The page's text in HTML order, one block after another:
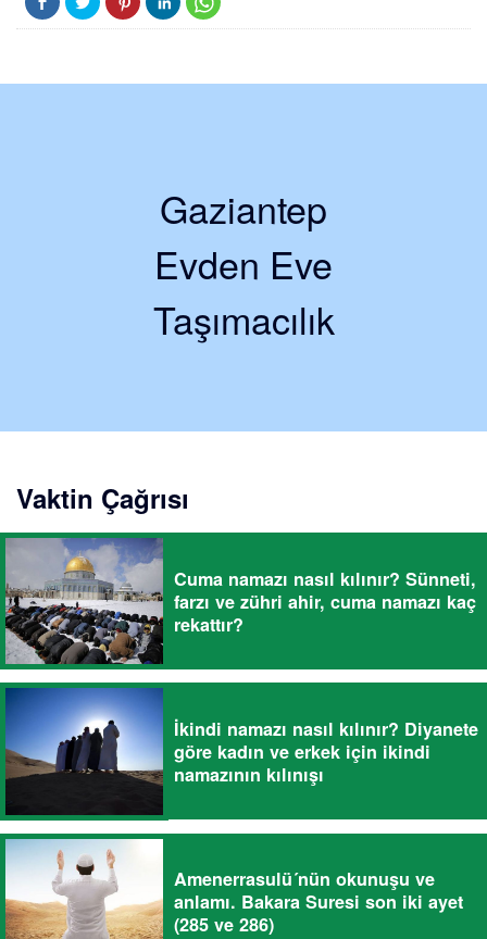
Gaziantep
Evden Eve
Taşımacılık
Vaktin Çağrısı
Cuma namazı nasıl kılınır? Sünneti,
farzı ve zühri ahir, cuma namazı kaç
rekattır?
İkindi namazı nasıl kılınır? Diyanete
göre kadın ve erkek için ikindi
namazının kılınışı
Amenerrasulü´nün okunuşu ve
anlamı. Bakara Suresi son iki ayet
(285 ve 286)